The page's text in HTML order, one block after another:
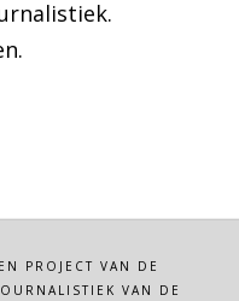
PROJECT VAN DE
VAN DE